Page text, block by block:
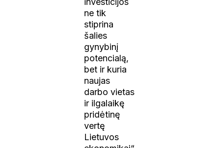
ne tik
stiprina
šalies
gynybinį
potencialą,
bet ir kuria
naujas
darbo vietas
ir ilgalaikę
pridėtinę
vertę
Lietuvos